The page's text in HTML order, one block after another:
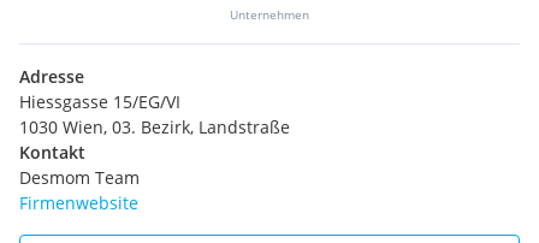
Unternehmen
Adresse
Hiessgasse 15/EG/VI
1030 Wien, 03. Bezirk, Landstraße
Kontakt
Desmom Team
Firmenwebsite